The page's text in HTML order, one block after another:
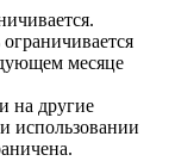
месяце
на другие
использовании